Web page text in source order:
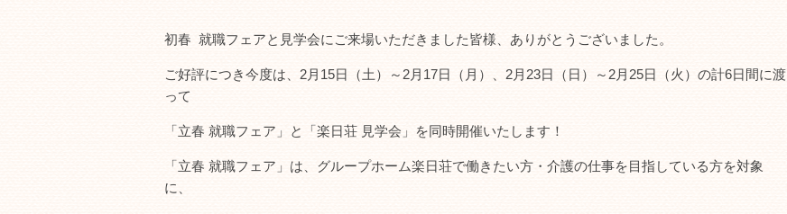
初春 就職フェアと見学会にご来場いただきました皆様、ありがとうございました。
ご好評につき今度は、2月15日（土）～2月17日（月）、2月23日（日）～2月25日（火）の計6日間に渡
って
「立春 就職フェア」と「楽日荘 見学会」を同時開催いたします！
「立春 就職フェア」は、グループホーム楽日荘で働きたい方・介護の仕事を目指している方を対象
に、